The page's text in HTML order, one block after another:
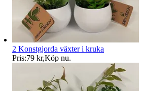
2 Konstgjorda växter i kruka
Pris:79 kr,Köp nu.